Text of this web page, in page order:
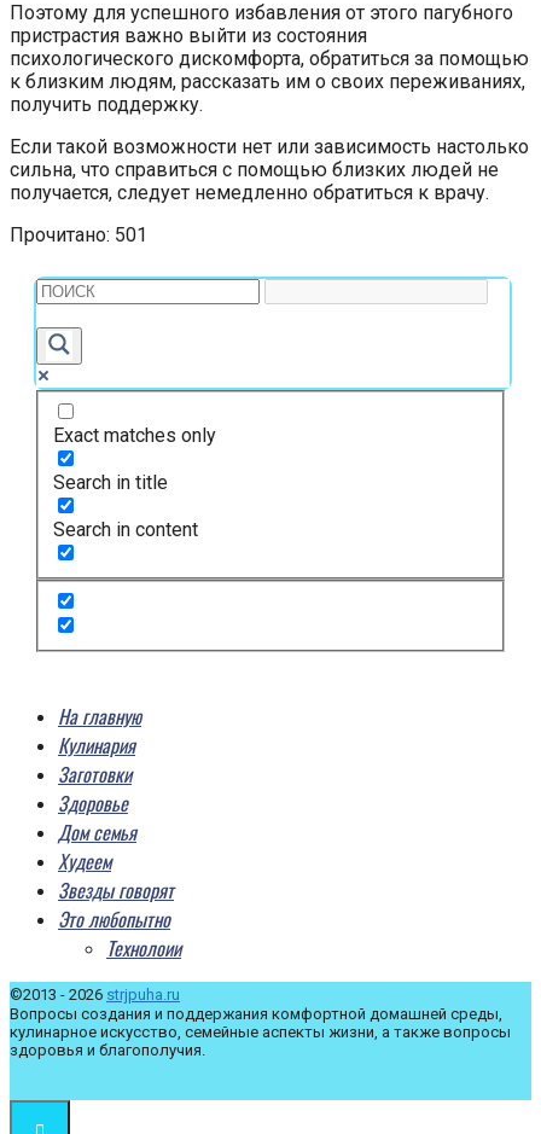
Поэтому для успешного избавления от этого пагубного
пристрастия важно выйти из состояния
психологического дискомфорта, обратиться за помощью
к близким людям, рассказать им о своих переживаниях,
получить поддержку.
Если такой возможности нет или зависимость настолько
сильна, что справиться с помощью близких людей не
получается, следует немедленно обратиться к врачу.
Прочитано: 501
Exact matches only
Search in title
Search in content
На главную
Кулинария
Заготовки
Здоровье
Дом семья
Худеем
Звезды говорят
Это любопытно
Технолоии
©2013 - 2026 strjpuha.ru
Вопросы создания и поддержания комфортной домашней среды,
кулинарное искусство, семейные аспекты жизни, а также вопросы
здоровья и благополучия.